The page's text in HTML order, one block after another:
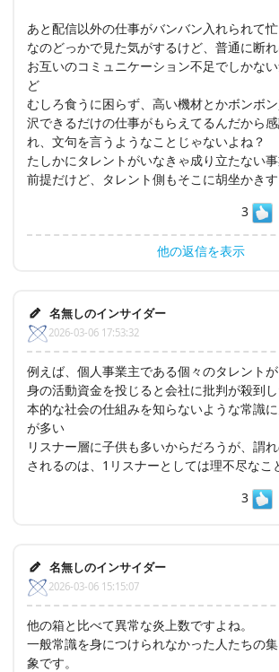
あと配信以外の仕事がバンバン入れられて
なのどっかで見た気がするけど、普通に断れ
お互いのコミュニケーション不足でしかな
ど
むしろ食うに困らず、高い機材とかボンボ
沢できるだけの仕事がもらえてるんだから
れ、文句を言うようなことじゃないよね？
たしかにタレントがいなきゃ成り立たない
前提だけど、タレント側もそこに胡坐かき
3
他の返信を表示
名無しのインサイダー
2026-03-06 17:53:32
例えば、個人事業主である個々のタレント
身の活動資金を投じると会社に批判が殺到
本的な社会の仕組みを知らないような常識
が多い
リスナー層に子供も多いからだろうが、謂
されるのは、1リスナーとしては理不尽なこ
3
名無しのインサイダー
2026-03-06 15:15:07
他の箱と比べて異常な炎上数ですよね。
一般常識を身につけられなかった人たちの
象です。